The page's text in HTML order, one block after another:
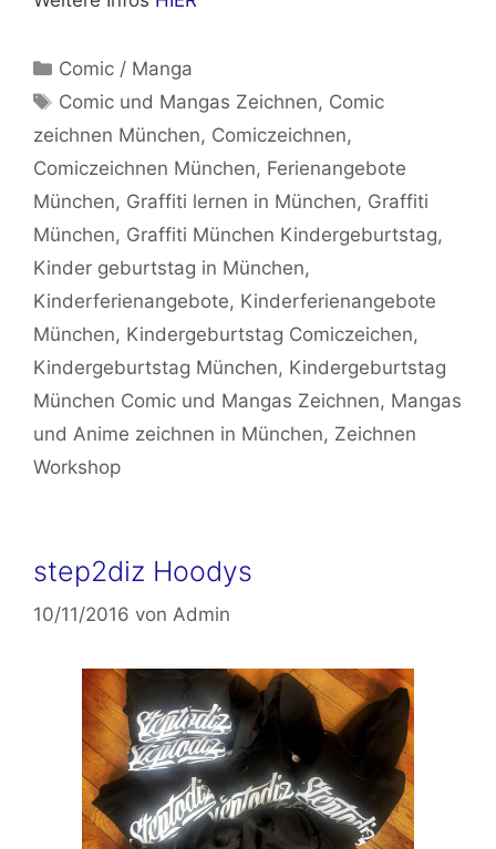
Kategorien
Comic / Manga
Schlagwörter
Comic und Mangas Zeichnen, Comic
zeichnen München, Comiczeichnen,
Comiczeichnen München, Ferienangebote
München, Graffiti lernen in München, Graffiti
München, Graffiti München Kindergeburtstag,
Kinder geburtstag in München,
Kinderferienangebote, Kinderferienangebote
München, Kindergeburtstag Comiczeichen,
Kindergeburtstag München, Kindergeburtstag
München Comic und Mangas Zeichnen, Mangas
und Anime zeichnen in München, Zeichnen
Workshop
step2diz Hoodys
10/11/2016 von Admin